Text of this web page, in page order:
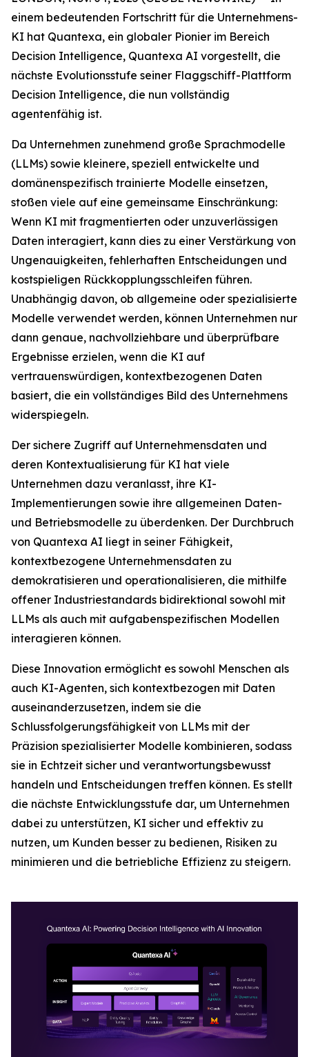
einem bedeutenden Fortschritt für die Unternehmens-
KI hat Quantexa, ein globaler Pionier im Bereich
Decision Intelligence, Quantexa AI vorgestellt, die
nächste Evolutionsstufe seiner Flaggschiff-Plattform
Decision Intelligence, die nun vollständig
agentenfähig ist.
Da Unternehmen zunehmend große Sprachmodelle
(LLMs) sowie kleinere, speziell entwickelte und
domänenspezifisch trainierte Modelle einsetzen,
stoßen viele auf eine gemeinsame Einschränkung:
Wenn KI mit fragmentierten oder unzuverlässigen
Daten interagiert, kann dies zu einer Verstärkung von
Ungenauigkeiten, fehlerhaften Entscheidungen und
kostspieligen Rückkopplungsschleifen führen.
Unabhängig davon, ob allgemeine oder spezialisierte
Modelle verwendet werden, können Unternehmen nur
dann genaue, nachvollziehbare und überprüfbare
Ergebnisse erzielen, wenn die KI auf
vertrauenswürdigen, kontextbezogenen Daten
basiert, die ein vollständiges Bild des Unternehmens
widerspiegeln.
Der sichere Zugriff auf Unternehmensdaten und
deren Kontextualisierung für KI hat viele
Unternehmen dazu veranlasst, ihre KI-
Implementierungen sowie ihre allgemeinen Daten-
und Betriebsmodelle zu überdenken. Der Durchbruch
von Quantexa AI liegt in seiner Fähigkeit,
kontextbezogene Unternehmensdaten zu
demokratisieren und operationalisieren, die mithilfe
offener Industriestandards bidirektional sowohl mit
LLMs als auch mit aufgabenspezifischen Modellen
interagieren können.
Diese Innovation ermöglicht es sowohl Menschen als
auch KI-Agenten, sich kontextbezogen mit Daten
auseinanderzusetzen, indem sie die
Schlussfolgerungsfähigkeit von LLMs mit der
Präzision spezialisierter Modelle kombinieren, sodass
sie in Echtzeit sicher und verantwortungsbewusst
handeln und Entscheidungen treffen können. Es stellt
die nächste Entwicklungsstufe dar, um Unternehmen
dabei zu unterstützen, KI sicher und effektiv zu
nutzen, um Kunden besser zu bedienen, Risiken zu
minimieren und die betriebliche Effizienz zu steigern.